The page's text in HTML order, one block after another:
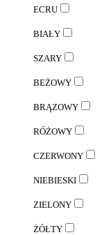
ECRU
BIAŁY
SZARY
BEŻOWY
BRĄZOWY
RÓŻOWY
CZERWONY
NIEBIESKI
ZIELONY
ŻÓŁTY